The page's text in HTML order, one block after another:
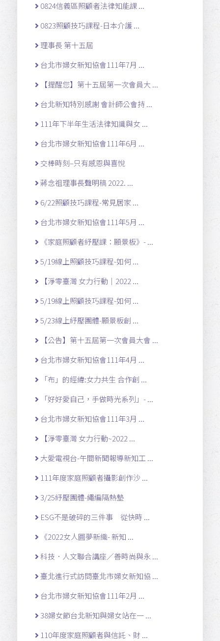
0824信義區照顧者法律知能課 ...
0823照顧技巧課程-日本介護 ...
理事長 第十五屆
台北市婦女新知協會111年7月 ...
【提醒您】第十五屆第一次會員大 ...
台北新知特別感謝 會計師公會持 ...
111年下半年生活法律知識與女 ...
台北市婦女新知協會111年6月 ...
交棒時刻–只有感恩與喜悅
蔣念祖理事長聲明稿 2022. ...
6/22照顧技巧課程-常見居家 ...
台北市婦女新知協會111年5月 ...
《家庭照顧者紓壓課：願景板》- ...
5/19線上照顧技巧課程-如何 ...
【淨零臺灣 女力行動｜2022 ...
5/19線上照顧技巧課程-如何 ...
5/23線上紓壓團體-願景板創 ...
【公告】第十五屆第一次會員大會 ...
台北市婦女新知協會111年4月 ...
「布」的經緯:女力共生 合作創 ...
「好好愛自己，手做時光系列」- ...
台北市婦女新知協會111年3月 ...
【淨零臺灣 女力行動~2022 ...
大愛電視台-午間新聞報導新知工 ...
111年度家庭照顧者攝影創作沙 ...
3/25紓壓團體-繩編隔熱墊
ESG不是破碎的三件事 從快時 ...
《2022女人圓夢新織- 新知 ...
科技．人文聯合講座／善時尚與永 ...
臺北進行式訪問臺北市婦女新知協 ...
台北市婦女新知協會111年2月 ...
38婦女節台北新知與婦女站在一 ...
110年度家庭照顧者與信託、財 ...